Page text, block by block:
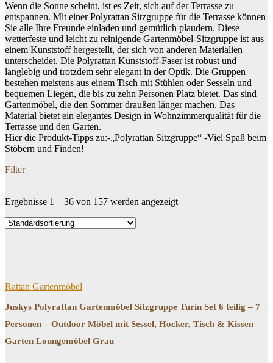
Wenn die Sonne scheint, ist es Zeit, sich auf der Terrasse zu
entspannen. Mit einer Polyrattan Sitzgruppe für die Terrasse können
Sie alle Ihre Freunde einladen und gemütlich plaudern. Diese
wetterfeste und leicht zu reinigende Gartenmöbel-Sitzgruppe ist aus
einem Kunststoff hergestellt, der sich von anderen Materialien
unterscheidet. Die Polyrattan Kunststoff-Faser ist robust und
langlebig und trotzdem sehr elegant in der Optik. Die Gruppen
bestehen meistens aus einem Tisch mit Stühlen oder Sesseln und
bequemen Liegen, die bis zu zehn Personen Platz bietet. Das sind
Gartenmöbel, die den Sommer draußen länger machen. Das
Material bietet ein elegantes Design in Wohnzimmerqualität für die
Terrasse und den Garten.
Hier die Produkt-Tipps zu:-„Polyrattan Sitzgruppe“ -Viel Spaß beim
Stöbern und Finden!
Filter
Dein Budget
Price filter
Ergebnisse 1 – 36 von 157 werden angezeigt
Rattan Gartenmöbel
Juskys Polyrattan Gartenmöbel Sitzgruppe Turin Set 6 teilig – 7
Personen – Outdoor Möbel mit Sessel, Hocker, Tisch & Kissen –
Garten Loungemöbel Grau